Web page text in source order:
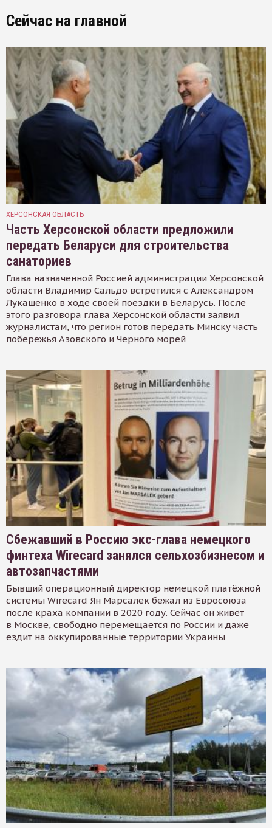
Сейчас на главной
ХЕРСОНСКАЯ ОБЛАСТЬ
Часть Херсонской области предложили
передать Беларуси для строительства
санаториев
Глава назначенной Россией администрации Херсонской
области Владимир Сальдо встретился с Александром
Лукашенко в ходе своей поездки в Беларусь. После
этого разговора глава Херсонской области заявил
журналистам, что регион готов передать Минску часть
побережья Азовского и Черного морей
Сбежавший в Россию экс-глава немецкого
финтеха Wirecard занялся сельхозбизнесом и
автозапчастями
Бывший операционный директор немецкой платёжной
системы Wirecard Ян Марсалек бежал из Евросоюза
после краха компании в 2020 году. Сейчас он живёт
в Москве, свободно перемещается по России и даже
ездит на оккупированные территории Украины